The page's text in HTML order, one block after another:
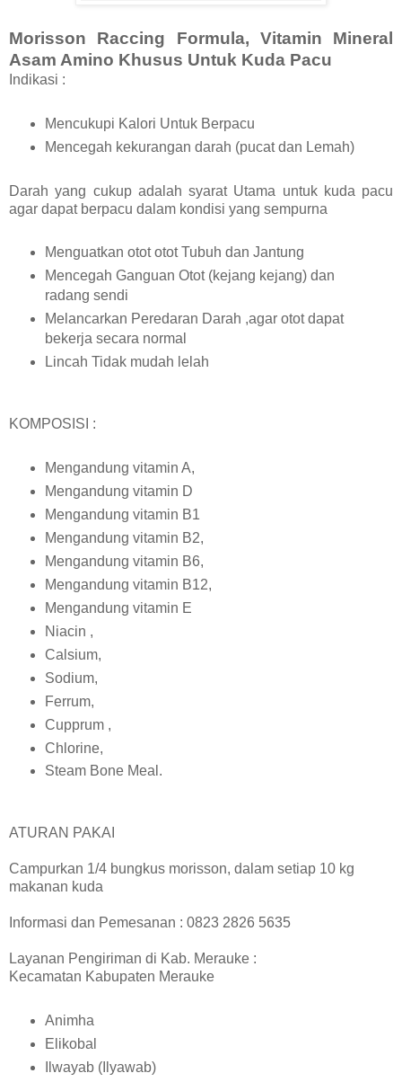
Morisson Raccing Formula, Vitamin Mineral
Asam Amino Khusus Untuk Kuda Pacu
Indikasi :
Mencukupi Kalori Untuk Berpacu
Mencegah kekurangan darah (pucat dan Lemah)
Darah yang cukup adalah syarat Utama untuk kuda pacu
agar dapat berpacu dalam kondisi yang sempurna
Menguatkan otot otot Tubuh dan Jantung
Mencegah Ganguan Otot (kejang kejang) dan
radang sendi
Melancarkan Peredaran Darah ,agar otot dapat
bekerja secara normal
Lincah Tidak mudah lelah
KOMPOSISI :
Mengandung vitamin A,
Mengandung vitamin D
Mengandung vitamin B1
Mengandung vitamin B2,
Mengandung vitamin B6,
Mengandung vitamin B12,
Mengandung vitamin E
Niacin ,
Calsium,
Sodium,
Ferrum,
Cupprum ,
Chlorine,
Steam Bone Meal.
ATURAN PAKAI
Campurkan 1/4 bungkus morisson, dalam setiap 10 kg
makanan kuda
Informasi dan Pemesanan : 0823 2826 5635
Layanan Pengiriman di Kab. Merauke :
Kecamatan Kabupaten Merauke
Animha
Elikobal
Ilwayab (Ilyawab)